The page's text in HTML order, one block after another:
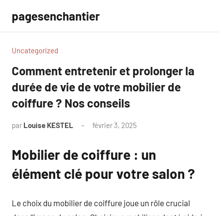
contenu
pagesenchantier
Uncategorized
Comment entretenir et prolonger la
durée de vie de votre mobilier de
coiffure ? Nos conseils
par Louise KESTEL février 3, 2025
Mobilier de coiffure : un
élément clé pour votre salon ?
Le choix du mobilier de coiffure joue un rôle crucial